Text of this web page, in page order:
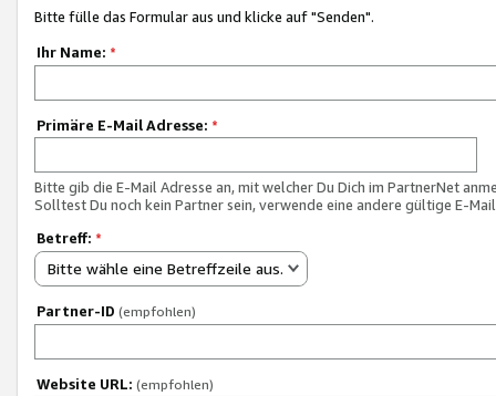
Bitte fülle das Formular aus und klicke auf "Senden".
Ihr Name: *
Primäre E-Mail Adresse: *
Bitte gib die E-Mail Adresse an, mit welcher Du Dich im PartnerNet
Solltest Du noch kein Partner sein, verwende eine andere gültige E-
Betreff: *
Bitte wähle eine Betreffzeile aus.
Partner-ID (empfohlen)
Website URL: (empfohlen)